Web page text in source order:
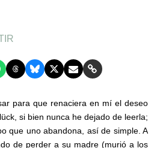
para que renaciera en mí el deseo
si bien nunca he dejado de leerla;
que uno abandona, así de simple. A
de perder a su madre (murió a los